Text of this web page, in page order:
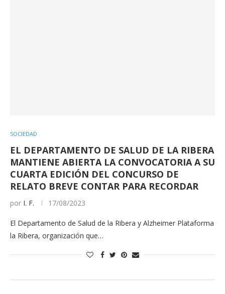
SOCIEDAD
EL DEPARTAMENTO DE SALUD DE LA RIBERA
MANTIENE ABIERTA LA CONVOCATORIA A SU
CUARTA EDICIÓN DEL CONCURSO DE
RELATO BREVE CONTAR PARA RECORDAR
por I. F. 17/08/2023
El Departamento de Salud de la Ribera y Alzheimer Plataforma
la Ribera, organización que…